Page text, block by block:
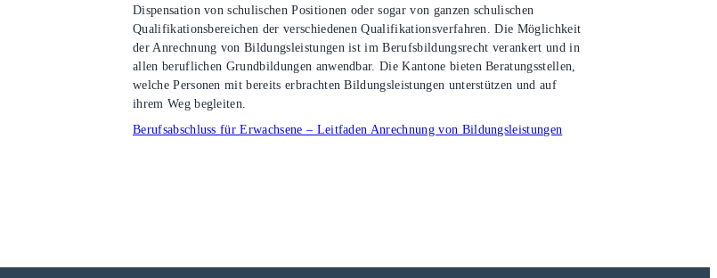
Dispensation von schulischen Positionen oder sogar von ganzen schulischen
Qualifikationsbereichen der verschiedenen Qualifikationsverfahren. Die Möglichkeit
der Anrechnung von Bildungsleistungen ist im Berufsbildungsrecht verankert und in
allen beruflichen Grundbildungen anwendbar. Die Kantone bieten Beratungsstellen,
welche Personen mit bereits erbrachten Bildungsleistungen unterstützen und auf
ihrem Weg begleiten.
Berufsabschluss für Erwachsene – Leitfaden Anrechnung von Bildungsleistungen